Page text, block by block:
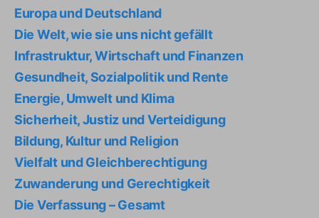
Europa und Deutschland
Die Welt, wie sie uns nicht gefällt
Infrastruktur, Wirtschaft und Finanzen
Gesundheit, Sozialpolitik und Rente
Energie, Umwelt und Klima
Sicherheit, Justiz und Verteidigung
Bildung, Kultur und Religion
Vielfalt und Gleichberechtigung
Zuwanderung und Gerechtigkeit
Die Verfassung – Gesamt